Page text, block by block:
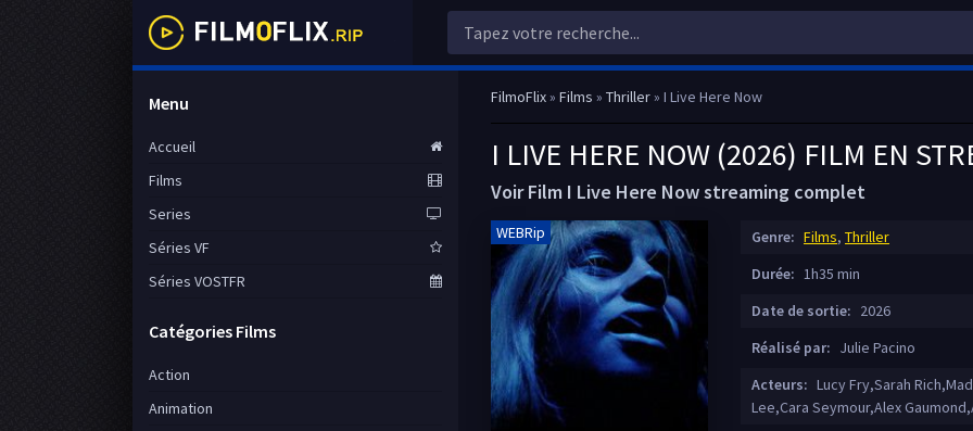
FilmoFlix» Films » Thriller» I Live Here Now
I LIVE HERE NOW (2026) FILM EN
Voir Film I Live Here Now streaming complet
WEBRip Genre: Films, Thriller
Durée: 1h35 min
Date de sortie: 2026
Réalisé par: Julie Pacino
Acteurs: Lucy Fry,Sarah
Lee,Cara Seymour,Alex
Menu
Accueil
Films
Series
Séries VF
Séries VOSTFR
Catégories Films
Action
Animation